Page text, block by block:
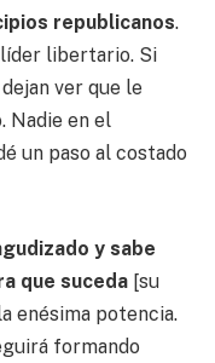
republicanos.
libertario. Si
ver que le
Nadie en el
un paso al costado
y sabe
que suceda [su
enésima potencia.
formando